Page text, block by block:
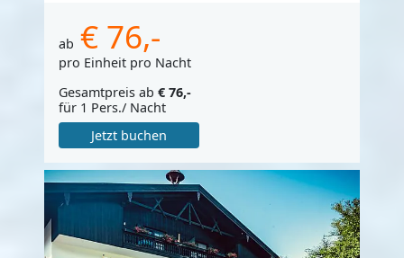
ab € 76,-
pro Einheit pro Nacht
Gesamtpreis ab € 76,-
für 1 Pers./ Nacht
Jetzt buchen